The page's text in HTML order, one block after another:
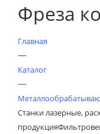
Фреза
Главная
—
Каталог
—
Станки лазерные,
продукция